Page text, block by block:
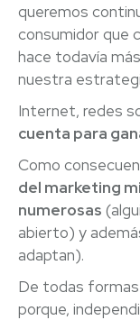
queremos
consumidor que
hace todavía
nuestra
Internet, redes
cuenta para
Como
del marketing
numerosas
abierto) y
adaptan).
De todas
porque,